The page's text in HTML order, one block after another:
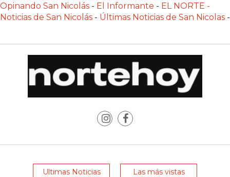
WHATSAPP
CÓMO
COMIDA
RESTAURANTES
Opinando San Nicolás - El Informante - EL NORTE -
Noticias de San Nicolás - Últimas Noticias de San Nicolas -
Ultimas Noticias Las más vistas